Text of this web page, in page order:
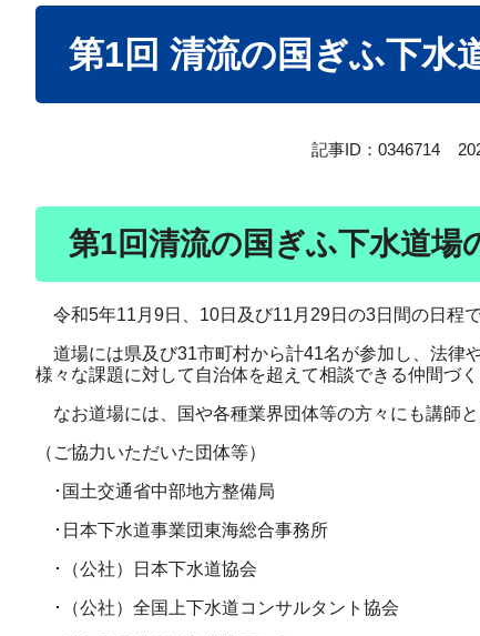
第1回 清流の国ぎふ下水
記事ID：0346714
第1回清流の国ぎふ下水道場
令和5年11月9日、10日及び11月29日の3日間の日程
道場には県及び31市町村から計41名が参加し、法律
様々な課題に対して自治体を超えて相談できる仲間づ
なお道場には、国や各種業界団体等の方々にも講師と
（ご協力いただいた団体等）
･国土交通省中部地方整備局
･日本下水道事業団東海総合事務所
･（公社）日本下水道協会
･（公社）全国上下水道コンサルタント協会